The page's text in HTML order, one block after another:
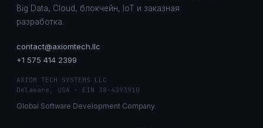
Big Data, Cloud, блокчейн, IoT и заказная
разработка.
contact@axiomtech.llc
+1 575 414 2399
AXIOM TECH SYSTEMS LLC
Delaware, USA · EIN 38-4393910
Global Software Development Company.